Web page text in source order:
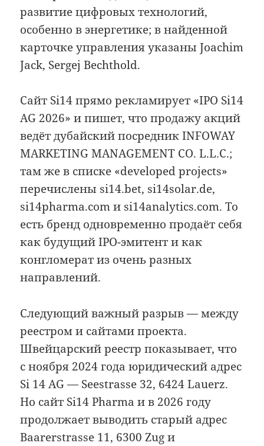
развитие цифровых технологий,
особенно в энергетике; в найденной
карточке управления указаны Joachim
Jack, Sergej Bechthold.
Сайт Si14 прямо рекламирует «IPO Si14
AG 2026» и пишет, что продажу акций
ведёт дубайский посредник INFOWAY
MARKETING MANAGEMENT CO. L.L.C.;
там же в списке «developed projects»
перечислены si14.bet, si14solar.de,
si14pharma.com и si14analytics.com. То
есть бренд одновременно продаёт себя
как будущий IPO-эмитент и как
конгломерат из очень разных
направлений.
Следующий важный разрыв — между
реестром и сайтами проекта.
Швейцарский реестр показывает, что
с ноября 2024 года юридический адрес
Si 14 AG — Seestrasse 32, 6424 Lauerz.
Но сайт Si14 Pharma и в 2026 году
продолжает выводить старый адрес
Baarerstrasse 11, 6300 Zug и